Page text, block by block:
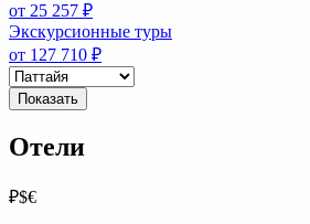
от 25 257 ₽
Экскурсионные туры
от 127 710 ₽
Показать
Отели
₽$€